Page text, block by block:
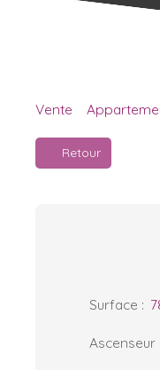
Vente
Retour
Surface :
Ascenseur